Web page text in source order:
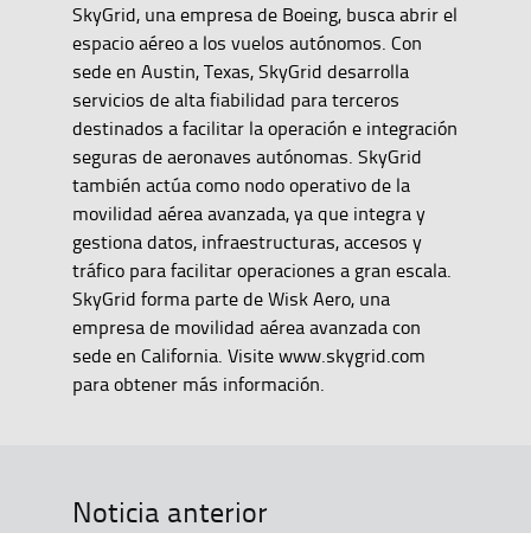
SkyGrid, una empresa de Boeing, busca abrir el
espacio aéreo a los vuelos autónomos. Con
sede en Austin, Texas, SkyGrid desarrolla
servicios de alta fiabilidad para terceros
destinados a facilitar la operación e integración
seguras de aeronaves autónomas. SkyGrid
también actúa como nodo operativo de la
movilidad aérea avanzada, ya que integra y
gestiona datos, infraestructuras, accesos y
tráfico para facilitar operaciones a gran escala.
SkyGrid forma parte de Wisk Aero, una
empresa de movilidad aérea avanzada con
sede en California. Visite www.skygrid.com
para obtener más información.
Noticia anterior